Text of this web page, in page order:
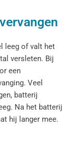
leeg of valt het
versleten. Bij
een
Veel
batterij
Na het batterij
hij langer mee.